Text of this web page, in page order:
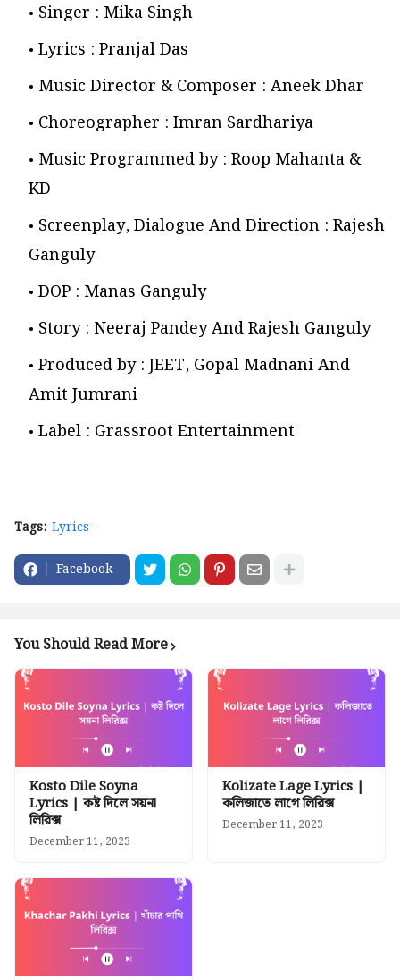
Singer : Mika Singh
Lyrics : Pranjal Das
Music Director & Composer : Aneek Dhar
Choreographer : Imran Sardhariya
Music Programmed by : Roop Mahanta &
KD
Screenplay, Dialogue And Direction : Rajesh
Ganguly
DOP : Manas Ganguly
Story : Neeraj Pandey And Rajesh Ganguly
Produced by : JEET, Gopal Madnani And
Amit Jumrani
Label : Grassroot Entertainment
Tags: Lyrics
Facebook
You Should Read More
Kosto Dile Soyna
Lyrics | কষ্ট দিলে সয়না
লিরিক্স
December 11, 2023
Kolizate Lage Lyrics |
কলিজাতে লাগে লিরিক্স
December 11, 2023